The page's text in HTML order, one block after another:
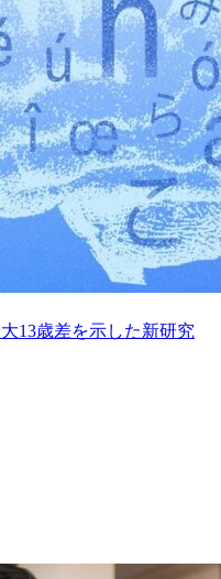
13歳差を示した新研究